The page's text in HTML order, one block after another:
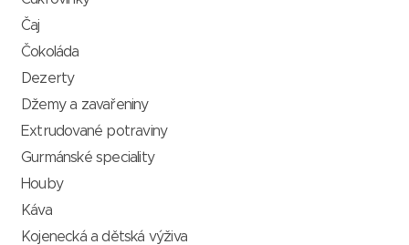
Čaj
Čokoláda
Dezerty
Džemy a zavařeniny
Extrudované potraviny
Gurmánské speciality
Houby
Káva
Kojenecká a dětská výživa